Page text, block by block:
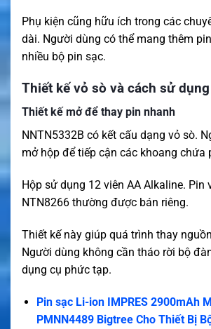
Phụ kiện cũng hữu ích trong các
dài. Người dùng có thể mang thêm
nhiều bộ pin sạc.
Thiết kế vỏ sò và cách sử
Thiết kế mở để thay pin nhanh
NNTN5332B có kết cấu dạng vỏ sò.
mở hộp để tiếp cận các khoang chứa
Hộp sử dụng 12 viên AA Alkaline. Pin
NTN8266 thường được bán riêng.
Thiết kế này giúp quá trình thay
Người dùng không cần tháo rời bộ
dụng cụ phức tạp.
Pin sạc Li-ion IMPRES 2900mAh
PMNN4489 Bigtree Cho Thiết Bị